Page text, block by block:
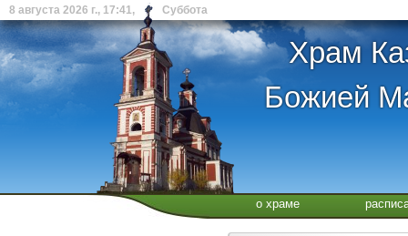
8 августа 2026 г., 17:41, Суббота
Храм
Божией
о храме